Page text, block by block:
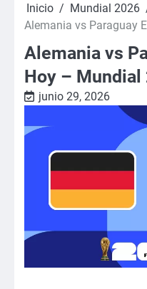
Inicio
Mundial 2026
Alemania vs Paraguay
Alemania vs
Hoy – Mundial
junio 29, 2026